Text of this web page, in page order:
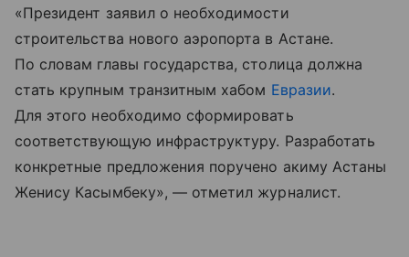
«Президент заявил о необходимости
строительства нового аэропорта в Астане.
По словам главы государства, столица должна
стать крупным транзитным хабом Евразии.
Для этого необходимо сформировать
соответствующую инфраструктуру. Разработать
конкретные предложения поручено акиму Астаны
Женису Касымбеку», — отметил журналист.